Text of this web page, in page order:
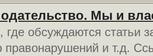
Мы и
обсуждаются статьи
правонарушений и т.д.